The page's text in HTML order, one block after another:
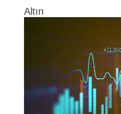
Altın